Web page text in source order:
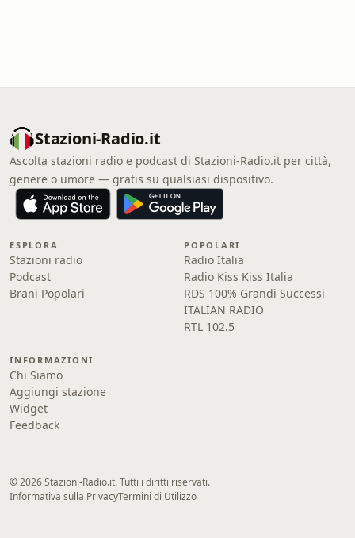
Stazioni-Radio.it
Ascolta stazioni radio e podcast di Stazioni-Radio.it per città,
genere o umore — gratis su qualsiasi dispositivo.
ESPLORA
Stazioni radio
Podcast
Brani Popolari
POPOLARI
Radio Italia
Radio Kiss Kiss Italia
RDS 100% Grandi Successi
ITALIAN RADIO
RTL 102.5
INFORMAZIONI
Chi Siamo
Aggiungi stazione
Widget
Feedback
© 2026 Stazioni-Radio.it. Tutti i diritti riservati.
Informativa sulla PrivacyTermini di Utilizzo